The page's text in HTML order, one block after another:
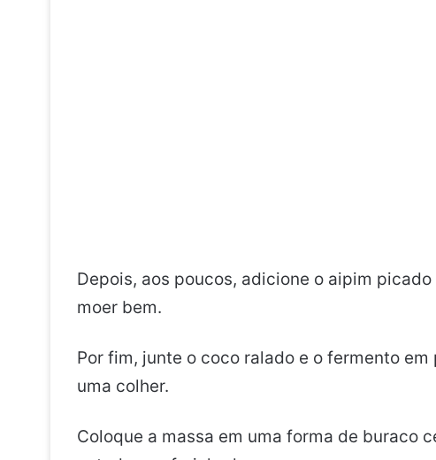
Depois, aos poucos, adicione o aipim picado
moer bem.
Por fim, junte o coco ralado e o fermento
uma colher.
Coloque a massa em uma forma de buraco